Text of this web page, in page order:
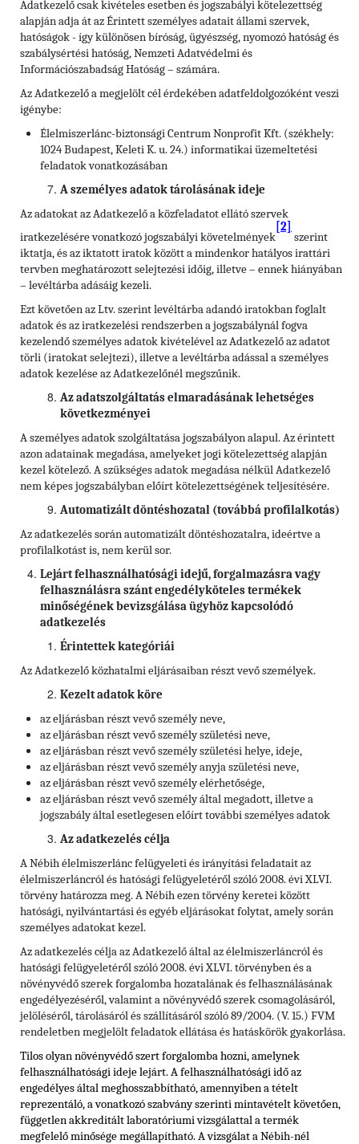
Adatkezelő csak kivételes esetben és jogszabályi kötelezettség
alapján adja át az Érintett személyes adatait állami szervek,
hatóságok - így különösen bíróság, ügyészség, nyomozó hatóság és
szabálysértési hatóság, Nemzeti Adatvédelmi és
Információszabadság Hatóság – számára.
Az Adatkezelő a megjelölt cél érdekében adatfeldolgozóként veszi
igénybe:
Élelmiszerlánc-biztonsági Centrum Nonprofit Kft. (székhely:
1024 Budapest, Keleti K. u. 24.) informatikai üzemeltetési
feladatok vonatkozásában
A személyes adatok tárolásának ideje
Az adatokat az Adatkezelő a közfeladatot ellátó szervek
iratkezelésére vonatkozó jogszabályi követelmények
[2]
szerint
iktatja, és az iktatott iratok között a mindenkor hatályos irattári
tervben meghatározott selejtezési időig, illetve – ennek hiányában
– levéltárba adásáig kezeli.
Ezt követően az Ltv. szerint levéltárba adandó iratokban foglalt
adatok és az iratkezelési rendszerben a jogszabálynál fogva
kezelendő személyes adatok kivételével az Adatkezelő az adatot
törli (iratokat selejtezi), illetve a levéltárba adással a személyes
adatok kezelése az Adatkezelőnél megszűnik.
Az adatszolgáltatás elmaradásának lehetséges
következményei
A személyes adatok szolgáltatása jogszabályon alapul. Az érintett
azon adatainak megadása, amelyeket jogi kötelezettség alapján
kezel kötelező. A szükséges adatok megadása nélkül Adatkezelő
nem képes jogszabályban előírt kötelezettségének teljesítésére.
Automatizált döntéshozatal (továbbá profilalkotás)
Az adatkezelés során automatizált döntéshozatalra, ideértve a
profilalkotást is, nem kerül sor.
Lejárt felhasználhatósági idejű, forgalmazásra vagy
felhasználásra szánt engedélyköteles termékek
minőségének bevizsgálása ügyhöz kapcsolódó
adatkezelés
Érintettek kategóriái
Az Adatkezelő közhatalmi eljárásaiban részt vevő személyek.
Kezelt adatok köre
az eljárásban részt vevő személy neve,
az eljárásban részt vevő személy születési neve,
az eljárásban részt vevő személy születési helye, ideje,
az eljárásban részt vevő személy anyja születési neve,
az eljárásban részt vevő személy elérhetősége,
az eljárásban részt vevő személy által megadott, illetve a
jogszabály által esetlegesen előírt további személyes adatok
Az adatkezelés célja
A Nébih élelmiszerlánc felügyeleti és irányítási feladatait az
élelmiszerláncról és hatósági felügyeletéről szóló 2008. évi XLVI.
törvény határozza meg. A Nébih ezen törvény keretei között
hatósági, nyilvántartási és egyéb eljárásokat folytat, amely során
személyes adatokat kezel.
Az adatkezelés célja az Adatkezelő által az élelmiszerláncról és
hatósági felügyeletéről szóló 2008. évi XLVI. törvényben és a
növényvédő szerek forgalomba hozatalának és felhasználásának
engedélyezéséről, valamint a növényvédő szerek csomagolásáról,
jelöléséről, tárolásáról és szállításáról szóló 89/2004. (V. 15.) FVM
rendeletben megjelölt feladatok ellátása és hatáskörök gyakorlása.
Tilos olyan növényvédő szert forgalomba hozni, amelynek
felhasználhatósági ideje lejárt. A felhasználhatósági idő az
engedélyes által meghosszabbítható, amennyiben a tételt
reprezentáló, a vonatkozó szabvány szerinti mintavételt követően,
független akkreditált laboratóriumi vizsgálattal a termék
megfelelő minősége megállapítható. A vizsgálat a Nébih-nél